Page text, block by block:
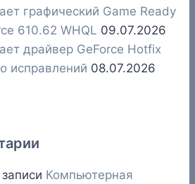
графический Game Ready
610.62 WHQL 09.07.2026
драйвер GeForce Hotfix
исправлений 08.07.2026
записи Компьютерная